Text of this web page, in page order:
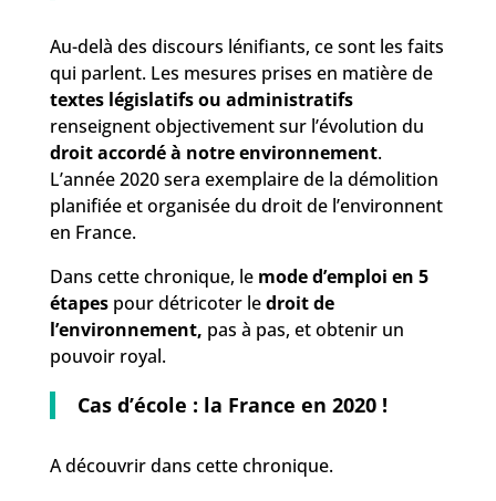
Au-delà des discours lénifiants, ce sont les faits
qui parlent. Les mesures prises en matière de
textes législatifs ou administratifs
renseignent objectivement sur l’évolution du
droit accordé à notre environnement.
L’année 2020 sera exemplaire de la démolition
planifiée et organisée du droit de l’environnent
en France.
Dans cette chronique, le mode d’emploi en 5
étapespour détricoter ledroit de
l’environnement, pas à pas, et obtenir un
pouvoir royal.
Cas d’école : la France en 2020 !
A découvrir dans cette chronique.